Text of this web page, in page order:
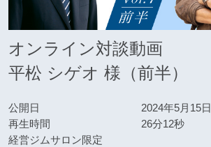
オンライン対談動画
平松 シゲオ 様（前半）
公開日
2024年5月15日
再生時間
26分12秒
経営ジムサロン限定